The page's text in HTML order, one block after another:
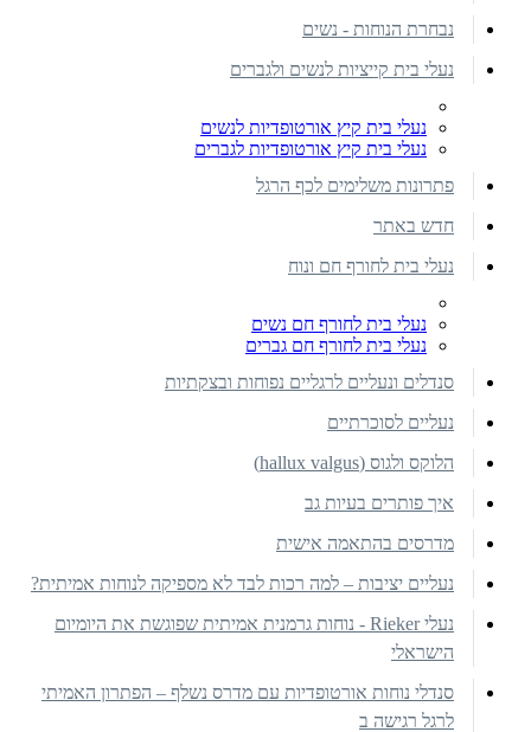
נבחרת הנוחות - נשים
נעלי בית קייציות לנשים ולגברים
נעלי בית קיץ אורטופדיות לנשים
נעלי בית קיץ אורטופדיות לגברים
פתרונות משלימים לכף הרגל
חדש באתר
נעלי בית לחורף חם ונוח
נעלי בית לחורף חם נשים
נעלי בית לחורף חם גברים
סנדלים ונעליים לרגליים נפוחות ובצקתיות
נעליים לסוכרתיים
הלוקס ולגוס (hallux valgus)
איך פותרים בעיות גב
מדרסים בהתאמה אישית
נעליים יציבות – למה רכות לבד לא מספיקה לנוחות אמיתית?
נעלי Rieker - נוחות גרמנית אמיתית שפוגשת את היומיום
הישראלי
סנדלי נוחות אורטופדיות עם מדרס נשלף – הפתרון האמיתי
לרגל רגישה ב